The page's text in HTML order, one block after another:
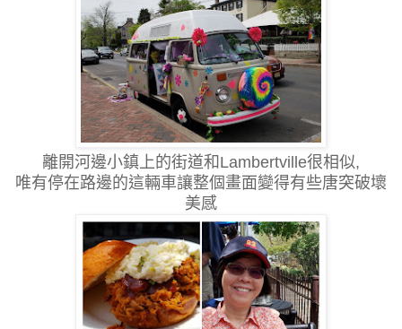
離開河邊小鎮上的街道和Lambertville很相似,
唯有停在路邊的這輛車讓整個畫面變得有些唐突破壞
美感